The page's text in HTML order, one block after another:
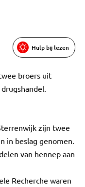
Hulp bij lezen
broers uit
zijn twee
in beslag genomen.
van hennep aan
Recherche waren